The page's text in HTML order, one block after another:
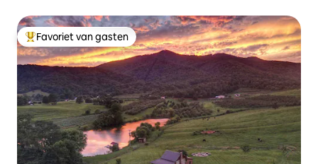
Topfavoriet van gasten
Favoriet van gasten